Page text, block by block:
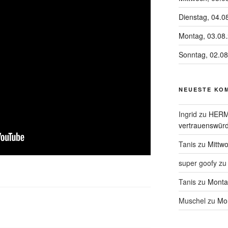
Dienstag,
Montag,
Sonntag,
NEUESTE
Ingrid zu
Taniszu
super goofyzu
Taniszu
Muschel zu